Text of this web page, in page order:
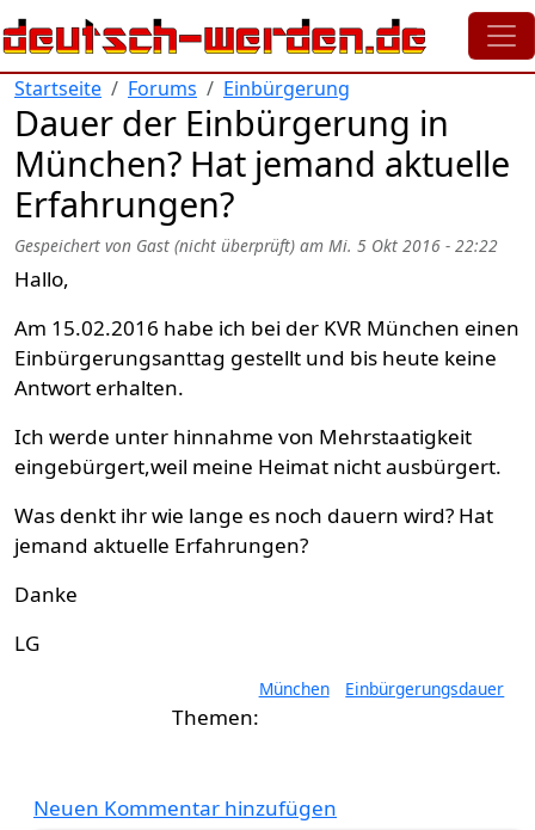
Direkt zum Inhalt
Startseite Forums Einbürgerung
Dauer der Einbürgerung in
München? Hat jemand aktuelle
Erfahrungen?
Gespeichert von Gast (nicht überprüft) am Mi. 5 Okt 2016 - 22:22
Hallo,
Am 15.02.2016 habe ich bei der KVR München einen
Einbürgerungsanttag gestellt und bis heute keine
Antwort erhalten.
Ich werde unter hinnahme von Mehrstaatigkeit
eingebürgert,weil meine Heimat nicht ausbürgert.
Was denkt ihr wie lange es noch dauern wird? Hat
jemand aktuelle Erfahrungen?
Danke
LG
München Einbürgerungsdauer
Neuen Kommentar hinzufügen